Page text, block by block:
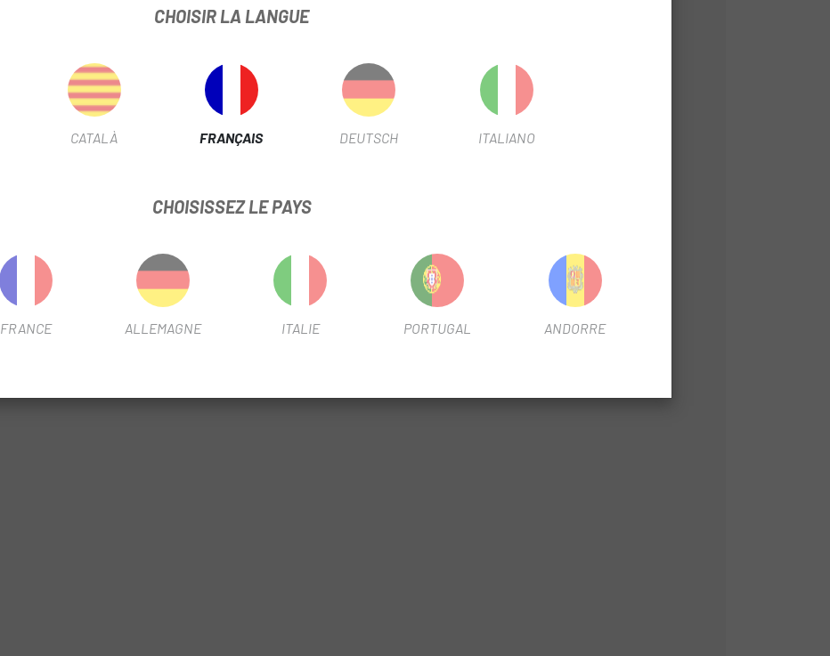
CHOISIR LA LANGUE
CATALÀ FRANÇAIS DEUTSCH ITALIANO
CHOISISSEZ LE PAYS
FRANCE ALLEMAGNE ITALIE PORTUGAL ANDORRE